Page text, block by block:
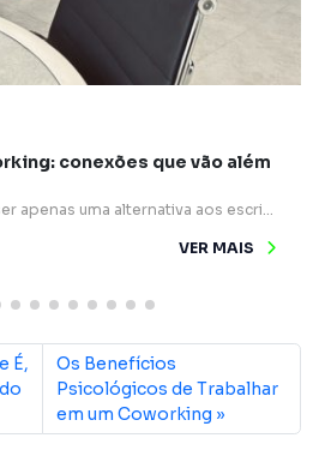
conexões que vão além
O coworking deixou de ser apenas uma alternativa aos escritórios tradicionais e passou a ocupar um papel estratégico na forma como profissionais e empresas se relacionam. Mais do que mesas compartilhadas e internet rápida, esses espaços são verdadeiros pontos de encontro para ideias, experiências e oportunidades. Um dos grandes diferenciais do coworking é o networking […]
VER MAIS
É,
Os Benefícios
Psicológicos de Trabalhar
em um Coworking